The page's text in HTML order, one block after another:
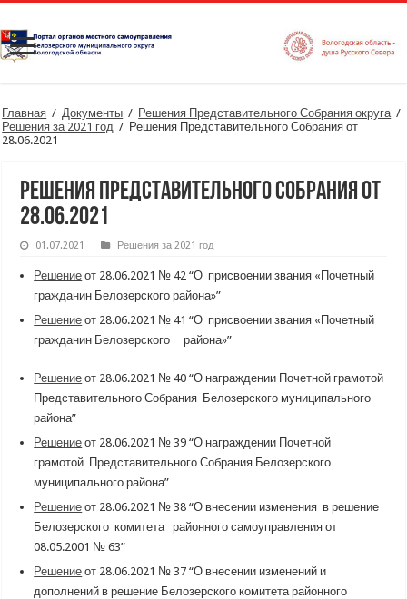
Главная / Документы / Решения Представительного Собрания округа /
Решения за 2021 год / Решения Представительного Собрания от
28.06.2021
Решения Представительного Собрания от
28.06.2021
01.07.2021 Решения за 2021 год
Решение от 28.06.2021 № 42 “О присвоении звания «Почетный
гражданин Белозерского района»”
Решение от 28.06.2021 № 41 “О присвоении звания «Почетный
гражданин Белозерского района»”
Решение от 28.06.2021 № 40 “О награждении Почетной грамотой
Представительного Собрания Белозерского муниципального
района”
Решение от 28.06.2021 № 39 “О награждении Почетной
грамотой Представительного Собрания Белозерского
муниципального района”
Решение от 28.06.2021 № 38 “О внесении изменения в решение
Белозерского комитета районного самоуправления от
08.05.2001 № 63”
Решение от 28.06.2021 № 37 “О внесении изменений и
дополнений в решение Белозерского комитета районного